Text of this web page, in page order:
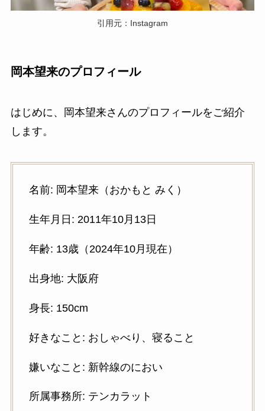
引用元：Instagram
岡本望来のプロフィール
はじめに、岡本望来さんのプロフィールをご紹介
します。
名前: 岡本望来（おかもと みく）
生年月日: 2011年10月13日
年齢: 13歳（2024年10月現在）
出身地: 大阪府
身長: 150cm
好きなこと: おしゃべり、寝ること
嫌いなこと: 新幹線のにおい
所属事務所: テンカラット